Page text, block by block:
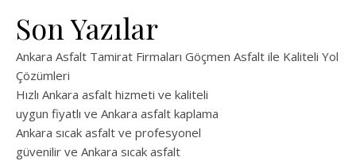
Son Yazılar
Ankara Asfalt Tamirat Firmaları Göçmen Asfalt ile Kaliteli Yol
Çözümleri
Hızlı Ankara asfalt hizmeti ve kaliteli
uygun fiyatlı ve Ankara asfalt kaplama
Ankara sıcak asfalt ve profesyonel
güvenilir ve Ankara sıcak asfalt